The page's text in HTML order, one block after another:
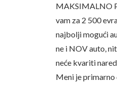
MAKSIMALNO
vam za 2 500
najbolji mogući
ne i NOV auto,
neće kvariti
Meni je primarno